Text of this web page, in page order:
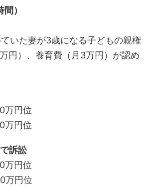
）
いた妻が3歳になる子どもの親権
円）、養育費（月3万円）が認め
円位
円位
訴訟
円位
円位